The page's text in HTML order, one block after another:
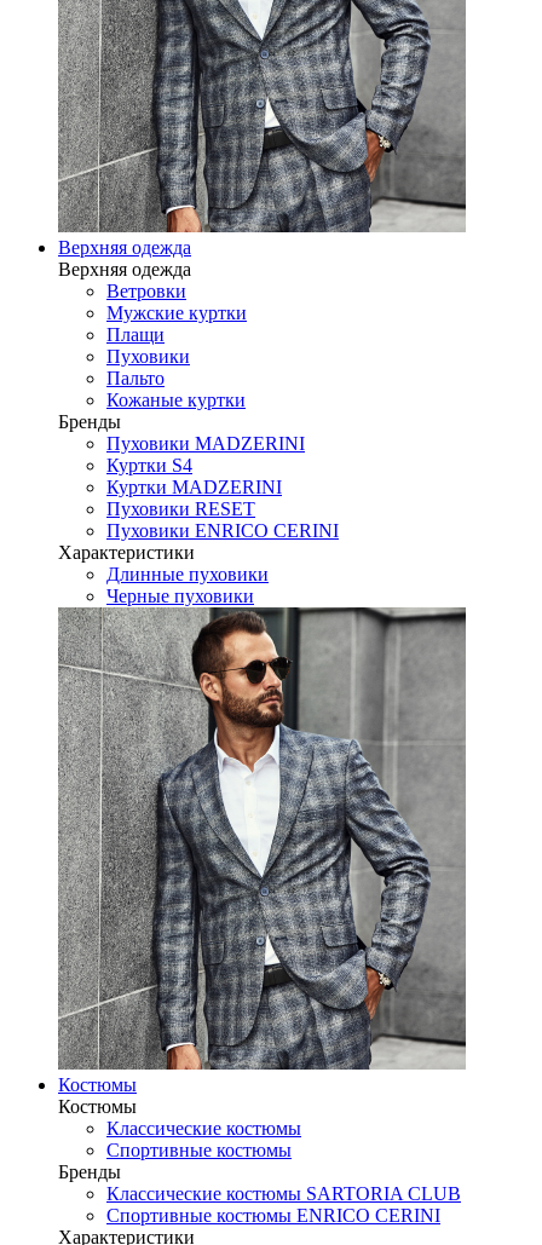
Верхняя одежда
Верхняя одежда
Ветровки
Мужские куртки
Плащи
Пуховики
Пальто
Кожаные куртки
Бренды
Пуховики MADZERINI
Куртки S4
Куртки MADZERINI
Пуховики RESET
Пуховики ENRICO CERINI
Характеристики
Длинные пуховики
Черные пуховики
Костюмы
Костюмы
Классические костюмы
Спортивные костюмы
Бренды
Классические костюмы SARTORIA CLUB
Спортивные костюмы ENRICO CERINI
Характеристики